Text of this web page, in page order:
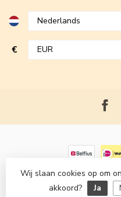
€
© Copyright 2026 Maxime
Lightspeed
Wij slaan cookies op om
akkoord?
Ja